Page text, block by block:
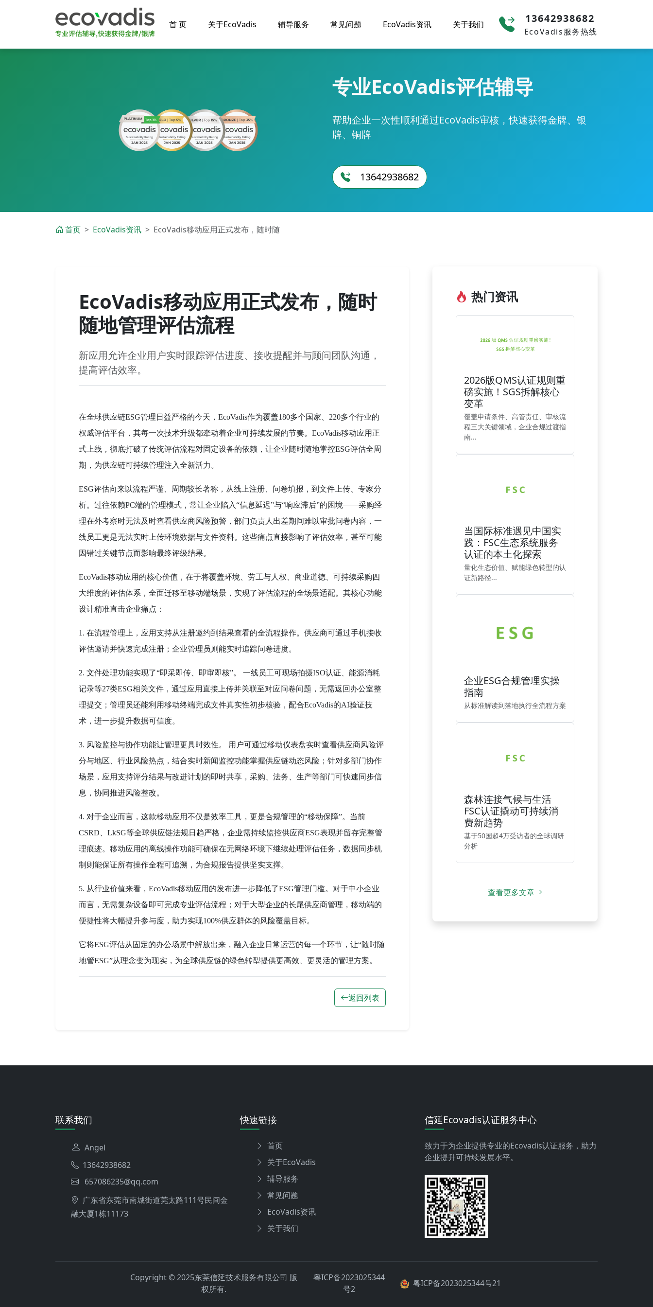
首 页 关于EcoVadis 辅导服务 常见问题 EcoVadis资讯 关于我们 13642938682
EcoVadis服务热线
专业EcoVadis评估辅导
帮助企业一次性顺利通过EcoVadis审核，快速获得金牌、银
牌、铜牌
13642938682
首页 EcoVadis资讯 EcoVadis移动应用正式发布，随时随
EcoVadis移动应用正式发布，随时
随地管理评估流程
新应用允许企业用户实时跟踪评估进度、接收提醒并与顾问团队沟通，
提高评估效率。
在全球供应链ESG管理日益严格的今天，EcoVadis作为覆盖180多个国家、220多个行业的
权威评估平台，其每一次技术升级都牵动着企业可持续发展的节奏。EcoVadis移动应用正
式上线，彻底打破了传统评估流程对固定设备的依赖，让企业随时随地掌控ESG评估全周
期，为供应链可持续管理注入全新活力。
ESG评估向来以流程严谨、周期较长著称，从线上注册、问卷填报，到文件上传、专家分
析。过往依赖PC端的管理模式，常让企业陷入“信息延迟”与“响应滞后”的困境——采购经
理在外考察时无法及时查看供应商风险预警，部门负责人出差期间难以审批问卷内容，一
线员工更是无法实时上传环境数据与文件资料。这些痛点直接影响了评估效率，甚至可能
因错过关键节点而影响最终评级结果。
EcoVadis移动应用的核心价值，在于将覆盖环境、劳工与人权、商业道德、可持续采购四
大维度的评估体系，全面迁移至移动端场景，实现了评估流程的全场景适配。其核心功能
设计精准直击企业痛点：
1. 在流程管理上，应用支持从注册邀约到结果查看的全流程操作。供应商可通过手机接收
评估邀请并快速完成注册；企业管理员则能实时追踪问卷进度。
2. 文件处理功能实现了“即采即传、即审即核”。 一线员工可现场拍摄ISO认证、能源消耗
记录等27类ESG相关文件，通过应用直接上传并关联至对应问卷问题，无需返回办公室整
理提交；管理员还能利用移动终端完成文件真实性初步核验，配合EcoVadis的AI验证技
术，进一步提升数据可信度。
3. 风险监控与协作功能让管理更具时效性。 用户可通过移动仪表盘实时查看供应商风险评
分与地区、行业风险热点，结合实时新闻监控功能掌握供应链动态风险；针对多部门协作
场景，应用支持评分结果与改进计划的即时共享，采购、法务、生产等部门可快速同步信
息，协同推进风险整改。
4. 对于企业而言，这款移动应用不仅是效率工具，更是合规管理的“移动保障”。当前
CSRD、LkSG等全球供应链法规日趋严格，企业需持续监控供应商ESG表现并留存完整管
理痕迹。移动应用的离线操作功能可确保在无网络环境下继续处理评估任务，数据同步机
制则能保证所有操作全程可追溯，为合规报告提供坚实支撑。
5. 从行业价值来看，EcoVadis移动应用的发布进一步降低了ESG管理门槛。对于中小企业
而言，无需复杂设备即可完成专业评估流程；对于大型企业的长尾供应商管理，移动端的
便捷性将大幅提升参与度，助力实现100%供应群体的风险覆盖目标。
它将ESG评估从固定的办公场景中解放出来，融入企业日常运营的每一个环节，让“随时随
地管ESG”从理念变为现实，为全球供应链的绿色转型提供更高效、更灵活的管理方案。
返回列表
热门资讯
2026版QMS认证规则重
磅实施！SGS拆解核心
变革
覆盖申请条件、高管责任、审核流
程三大关键领域，企业合规过渡指
南...
当国际标准遇见中国实
践：FSC生态系统服务
认证的本土化探索
量化生态价值、赋能绿色转型的认
证新路径...
企业ESG合规管理实操
指南
从标准解读到落地执行全流程方案
森林连接气候与生活
FSC认证撬动可持续消
费新趋势
基于50国超4万受访者的全球调研
分析
查看更多文章
联系我们
Angel
13642938682
657086235@qq.com
广东省东莞市南城街道莞太路111号民间金
融大厦1栋11173
快速链接
首页
关于EcoVadis
辅导服务
常见问题
EcoVadis资讯
关于我们
信延Ecovadis认证服务中心
致力于为企业提供专业的Ecovadis认证服务，助力
企业提升可持续发展水平。
Copyright © 2025东莞信延技术服务有限公司 版
权所有.
粤ICP备2023025344
号2
粤ICP备2023025344号21